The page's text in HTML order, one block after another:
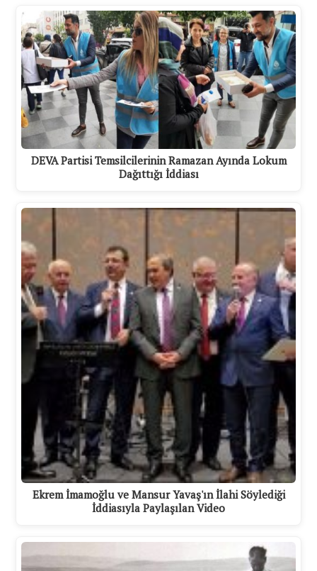
DEVA Partisi Temsilcilerinin Ramazan Ayında Lokum
Dağıttığı İddiası
Ekrem İmamoğlu ve Mansur Yavaş'ın İlahi Söylediği
İddiasıyla Paylaşılan Video